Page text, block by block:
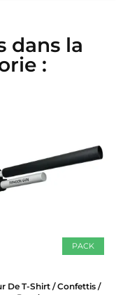
dans la
:
PACK
De T-Shirt / Confettis /